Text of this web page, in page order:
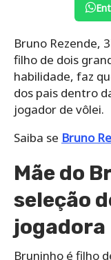
Bruno Rezende,
filho de dois
habilidade, faz
dos pais dentro
jogador de vôlei.
Saiba se Bruno
Mãe do
seleção
jogadora
Bruninho é filho